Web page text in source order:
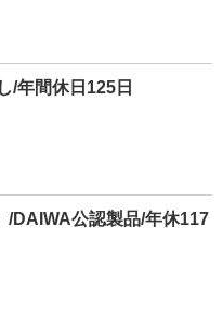
/年間休日125日
/DAIWA公認製品/年休117